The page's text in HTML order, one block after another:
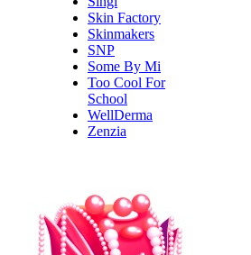
Skin Factory
Skinmakers
SNP
Some By Mi
Too Cool For
School
WellDerma
Zenzia